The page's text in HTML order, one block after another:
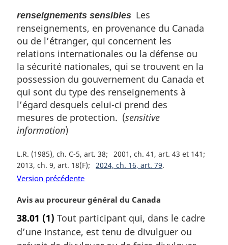
renseignements sensibles Les
renseignements, en provenance du Canada
ou de l’étranger, qui concernent les
relations internationales ou la défense ou
la sécurité nationales, qui se trouvent en la
possession du gouvernement du Canada et
qui sont du type des renseignements à
l’égard desquels celui-ci prend des
mesures de protection. (sensitive
information)
L.R. (1985), ch. C-5, art. 38
2001, ch. 41, art. 43 et 141
2013, ch. 9, art. 18(F)
2024, ch. 16, art. 79
Version précédente
N
t
e
Avis au procureur général du Canada
38.01 (1) Tout participant qui, dans le cadre
d’une instance, est tenu de divulguer ou